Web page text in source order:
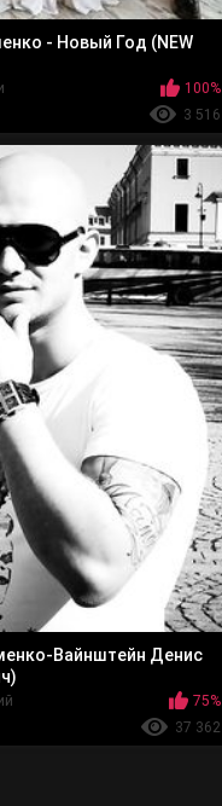
- Новый Год (NEW
100%
3 516
Вайнштейн Денис
75%
37 362